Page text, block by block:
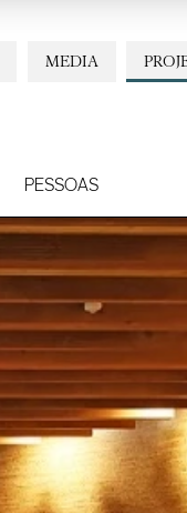
MEDIA
PESSOAS